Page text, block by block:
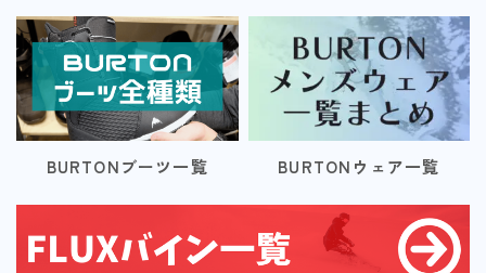
BURTONブーツ一覧 BURTONウェア一覧